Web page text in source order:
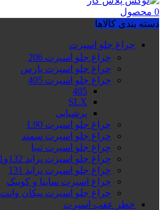
0 محصول
دسته بندی کالاها
چراغ جلو اسپرت
چراغ جلو اسپرت 206
چراغ جلو اسپرت پارس
چراغ جلو اسپرت 405
405
SLX
پرشیایی
چراغ جلو اسپرت L90
چراغ جلو اسپرت سمند
چراغ جلو اسپرت تیبا
چراغ جلو اسپرت پراید 132و111
چراغ جلو اسپرت پراید 131
چراغ اسپرت ساینا و کوییک
چراغ جلو اسپرت پیکان وانت
خطر عقب اسپرت